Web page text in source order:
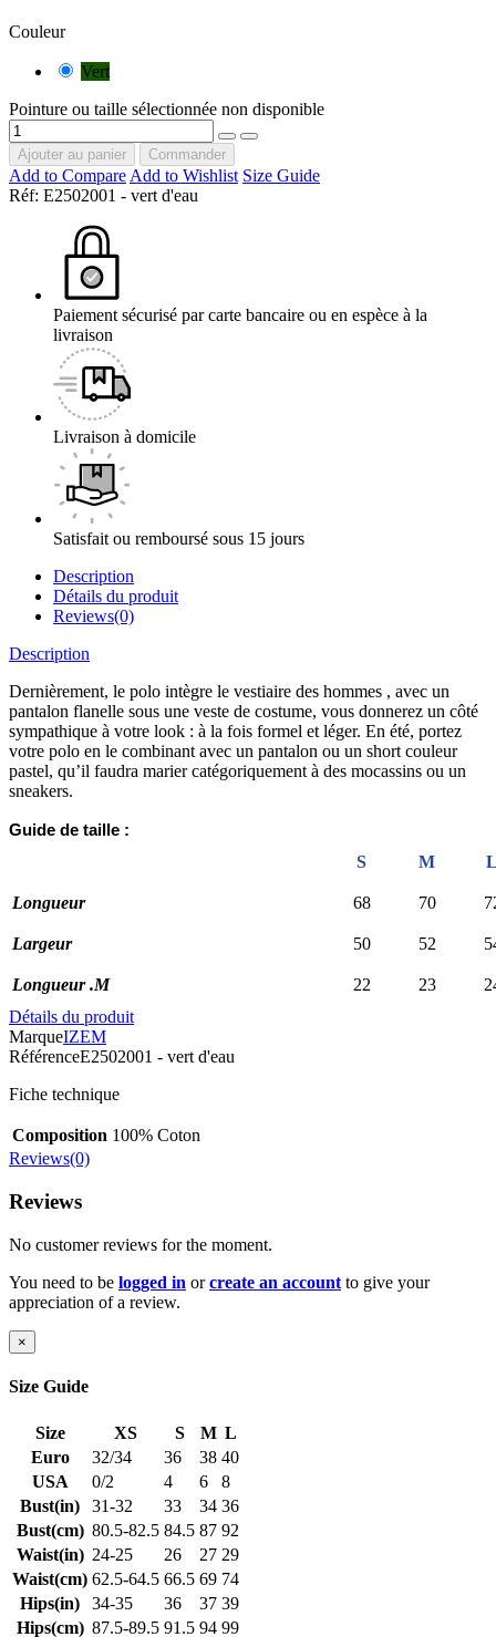
Couleur
Vert
Pointure ou taille sélectionnée non disponible
Ajouter au panier Commander
Add to CompareAdd to Wishlist Size Guide
Réf: E2502001 - vert d'eau
Paiement sécurisé par carte bancaire ou en espèce à la
livraison
Livraison à domicile
Satisfait ou remboursé sous 15 jours
Description
Détails du produit
Reviews(0)
Description
Dernièrement, le polo intègre le vestiaire des hommes , avec un
pantalon flanelle sous une veste de costume, vous donnerez un côté
sympathique à votre look : à la fois formel et léger. En été, portez
votre polo en le combinant avec un pantalon ou un short couleur
pastel, qu’il faudra marier catégoriquement à des mocassins ou un
sneakers.
Guide de taille :
S M
Longueur 68 70
Largeur 50 52
Longueur .M 22 23
Détails du produit
MarqueIZEM
RéférenceE2502001 - vert d'eau
Fiche technique
Composition 100% Coton
Reviews(0)
Reviews
No customer reviews for the moment.
You need to be logged in orcreate an account to give your
appreciation of a review.
×
Size Guide
Size XS S M L
Euro
32/34 36 38 40
USA
0/2 4 6
8
Bust(in)
31-32 33 34 36
Bust(cm) 80.5-82.5 84.5 87 92
Waist(in) 24-25 26 27 29
Waist(cm) 62.5-64.5 66.5 69 74
Hips(in)
34-35 36 37 39
Hips(cm) 87.5-89.5 91.5 94 99